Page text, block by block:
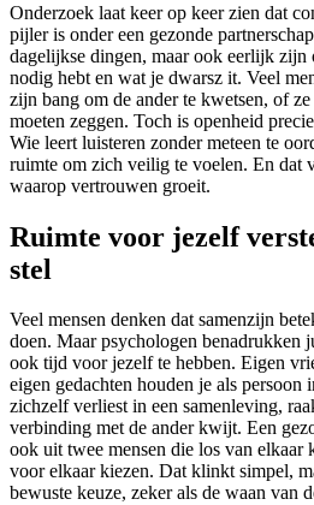
Onderzoek laat keer op keer zien dat
pijler is onder een gezonde
dagelijkse dingen, maar ook eerlijk
nodig hebt en wat je dwarsz it. Veel
zijn bang om de ander te kwetsen, of
moeten zeggen. Toch is openheid
Wie leert luisteren zonder meteen te
ruimte om zich veilig te voelen. En dat
waarop vertrouwen groeit.
Ruimte voor jezelf
stel
Veel mensen denken dat samenzijn
doen. Maar psychologen benadrukken
ook tijd voor jezelf te hebben. Eigen
eigen gedachten houden je als persoon
zichzelf verliest in een samenleving,
verbinding met de ander kwijt. Een
ook uit twee mensen die los van elkaar
voor elkaar kiezen. Dat klinkt simpel,
bewuste keuze, zeker als de waan van